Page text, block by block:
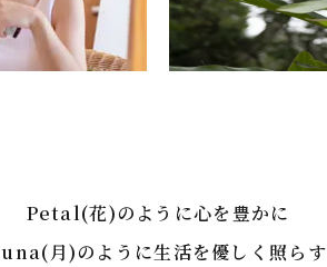
Petal(花)のように心を豊かに
月)のように生活を優しく照らす